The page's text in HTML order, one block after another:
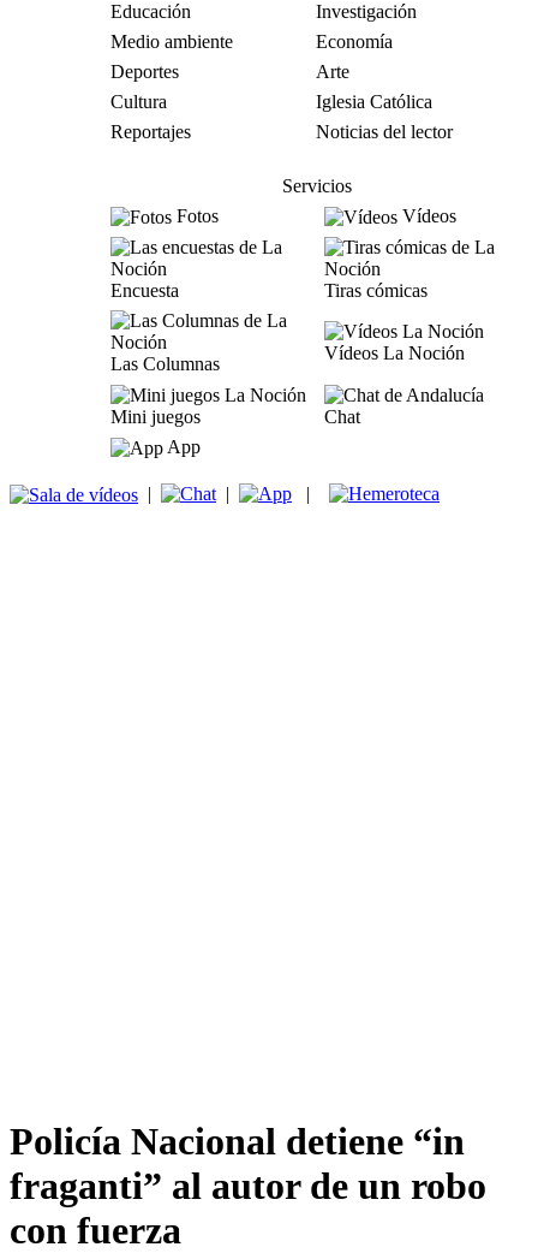
Educación
Investigación
Medio ambiente
Economía
Deportes
Arte
Cultura
Iglesia Católica
Reportajes
Noticias del lector
Servicios
Fotos
Vídeos
Encuesta Tiras cómicas
Las Columnas
Vídeos La Noción
Mini juegos
Chat
App
| | |
Policía Nacional detiene “in
fraganti” al autor de un robo
con fuerza